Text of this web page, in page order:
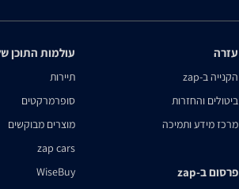
עזרה
הקנייה ב-zap
ביטולים והחזרות
מרכז מידע ותמיכה
פרסום ב-zap
עולמות התוכן
תיירות
סופרמרקטים
מוצרים מבוקשים
zap cars
WiseBuy